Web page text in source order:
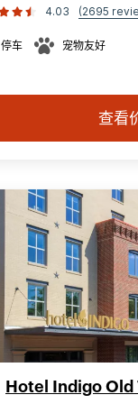
4.03
(2695
停车 宠物友好
查看
Hotel Indigo